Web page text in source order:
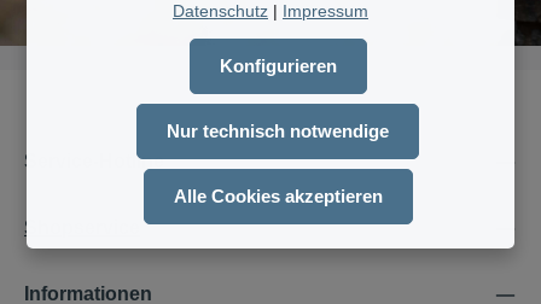
Service-Hotline
Shopservice
Informationen
Datenschutz | Impressum
Nur technisch notwendige
Konfigurieren
Alle Cookies akzeptieren